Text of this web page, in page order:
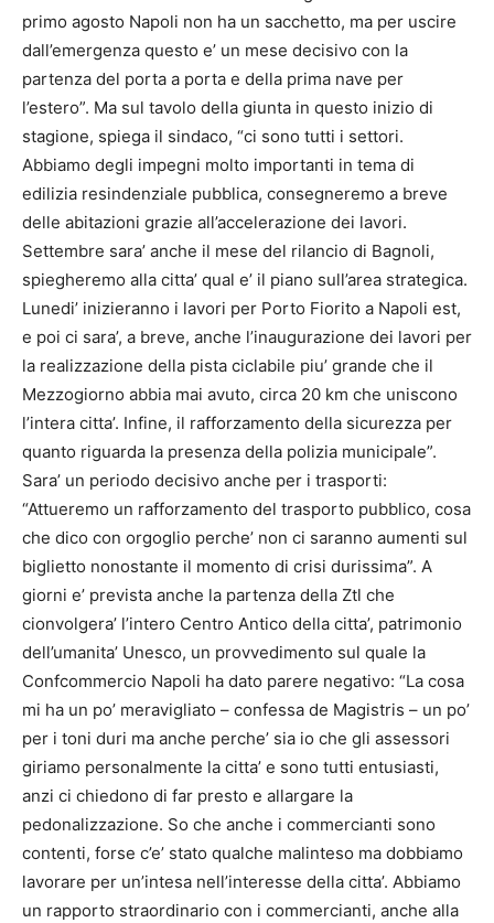
primo agosto Napoli non ha un sacchetto, ma per uscire
dall’emergenza questo e’ un mese decisivo con la
partenza del porta a porta e della prima nave per
l’estero”. Ma sul tavolo della giunta in questo inizio di
stagione, spiega il sindaco, “ci sono tutti i settori.
Abbiamo degli impegni molto importanti in tema di
edilizia resindenziale pubblica, consegneremo a breve
delle abitazioni grazie all’accelerazione dei lavori.
Settembre sara’ anche il mese del rilancio di Bagnoli,
spiegheremo alla citta’ qual e’ il piano sull’area strategica.
Lunedi’ inizieranno i lavori per Porto Fiorito a Napoli est,
e poi ci sara’, a breve, anche l’inaugurazione dei lavori per
la realizzazione della pista ciclabile piu’ grande che il
Mezzogiorno abbia mai avuto, circa 20 km che uniscono
l’intera citta’. Infine, il rafforzamento della sicurezza per
quanto riguarda la presenza della polizia municipale”.
Sara’ un periodo decisivo anche per i trasporti:
“Attueremo un rafforzamento del trasporto pubblico, cosa
che dico con orgoglio perche’ non ci saranno aumenti sul
biglietto nonostante il momento di crisi durissima”. A
giorni e’ prevista anche la partenza della Ztl che
cionvolgera’ l’intero Centro Antico della citta’, patrimonio
dell’umanita’ Unesco, un provvedimento sul quale la
Confcommercio Napoli ha dato parere negativo: “La cosa
mi ha un po’ meravigliato – confessa de Magistris – un po’
per i toni duri ma anche perche’ sia io che gli assessori
giriamo personalmente la citta’ e sono tutti entusiasti,
anzi ci chiedono di far presto e allargare la
pedonalizzazione. So che anche i commercianti sono
contenti, forse c’e’ stato qualche malinteso ma dobbiamo
lavorare per un’intesa nell’interesse della citta’. Abbiamo
un rapporto straordinario con i commercianti, anche alla